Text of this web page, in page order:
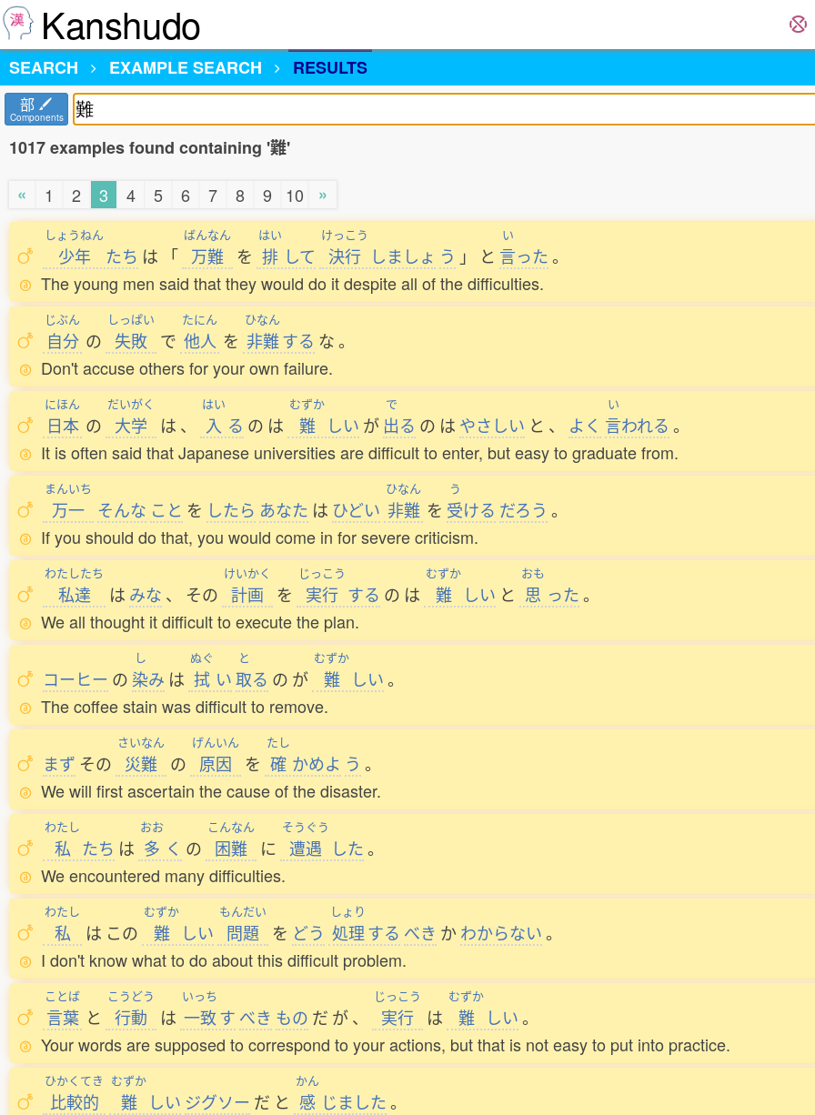
Kanshudo
SEARCH EXAMPLE SEARCH RESULTS
部
Components
1017 examples found containing '難'
«
1 2 3 4 5 6 7 8 9 10 »
しょうねん
少年 たち は 「
ばんなん
万難 を
はい
排 して
けっこう
決行 しましょ う 」 と
い
言った。
The young men said that they would do it despite all of the difficulties.
じぶん
自分 の
しっぱい
失敗 で
たにん
他人 を
ひなん
非難する な。
Don't accuse others for your own failure.
にほん
日本 の
だいがく
大学 は 、
はい
入 る の は
むずか
難 しい が
で
出る の は やさしい と 、 よく
い
言われる 。
It is often said that Japanese universities are difficult to enter, but easy to graduate from.
まんいち
万一 そんな こと を したら あなた は ひどい
ひなん
非難 を
う
受ける だろう 。
If you should do that, you would come in for severe criticism.
わたしたち
私達 は みな 、 その
けいかく
計画 を
じっこう
実行 する の は
むずか
難 しい と
おも
思 った。
We all thought it difficult to execute the plan.
コーヒー の
し
染み は
ぬぐ
拭 い
と
取る の が
むずか
難 しい。
The coffee stain was difficult to remove.
まず その
さいなん
災難 の
げんいん
原因 を
たし
確 かめよ う 。
We will first ascertain the cause of the disaster.
わたし
私 たち は
おお
多 く の
こんなん
困難 に
そうぐう
遭遇 した。
We encountered many difficulties.
わたし
私 は この
むずか
難 しい
もんだい
問題 を どう
しょり
処理する べき か わからない。
I don't know what to do about this difficult problem.
ことば
言葉 と
こうどう
行動 は
いっち
一致す べき もの だ が、
じっこう
実行 は
むずか
難 しい。
Your words are supposed to correspond to your actions, but that is not easy to put into practice.
ひかくてき
比較的
むずか
難 しい ジグソー だ と
かん
感 じました。